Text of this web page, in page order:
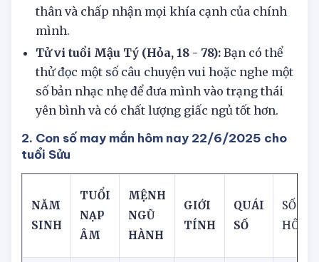
của tuổi Canh Tý nhắc nhở bạn hãy yêu bản
thân và chấp nhận mọi khía cạnh của chính
mình.
Tử vi tuổi Mậu Tý (Hỏa, 18 - 78):Bạn có thể
thử đọc một số câu chuyện vui hoặc nghe một
số bản nhạc nhẹ để đưa mình vào trạng thái
yên bình và có chất lượng giấc ngủ tốt hơn.
2. Con số may mắn hôm nay 22/6/2025 cho
tuổi Sửu
NĂM
TUỔI
NẠP
ÂM
MỆNH
NGŨ
HÀNH
GIỚI
QUÁI
SỐ